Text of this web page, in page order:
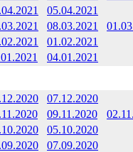
05.04.2021
08.03.2021
01.02.2021
04.01.2021
07.12.2020
09.11.2020
05.10.2020
07.09.2020